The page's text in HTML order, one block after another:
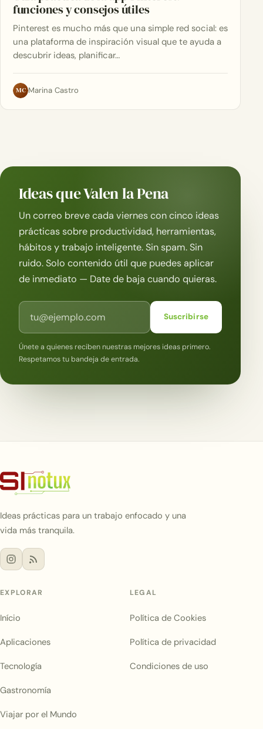
funciones y consejos útiles
Pinterest es mucho más que una simple red social: es
una plataforma de inspiración visual que te ayuda a
descubrir ideas, planificar…
MC Marina Castro
Ideas que Valen la Pena
Un correo breve cada viernes con cinco ideas
prácticas sobre productividad, herramientas,
hábitos y trabajo inteligente. Sin spam. Sin
ruido. Solo contenido útil que puedes aplicar
de inmediato — Date de baja cuando quieras.
Correo electrónico
Suscribirse
Únete a quienes reciben nuestras mejores ideas primero.
Respetamos tu bandeja de entrada.
Ideas prácticas para un trabajo enfocado y una
vida más tranquila.
EXPLORAR
Início
Aplicaciones
Tecnología
Gastronomía
Viajar por el Mundo
LEGAL
Política de Cookies
Política de privacidad
Condiciones de uso